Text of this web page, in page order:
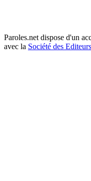
Paroles.net dispose d'un
avec la Société des